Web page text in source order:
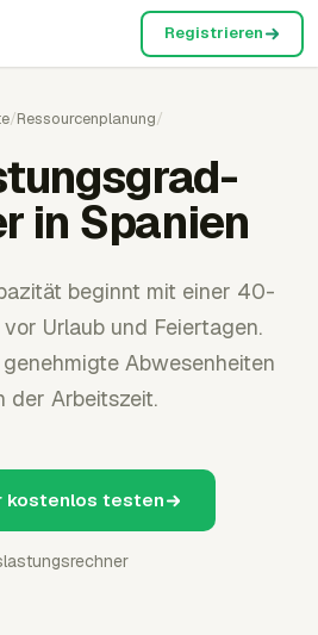
Registrieren
/Ressourcenplanung/
in Spanien
beginnt mit einer 40-
Urlaub und Feiertagen.
Abwesenheiten
der Arbeitszeit.
kostenlos testen